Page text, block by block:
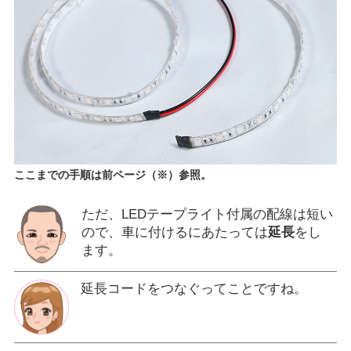
ここまでの手順は前ページ（※）参照。
ただ、LEDテープライト付属の配線は短い
ので、車に付けるにあたっては延長をし
ます。
延長コードをつなぐってことですね。